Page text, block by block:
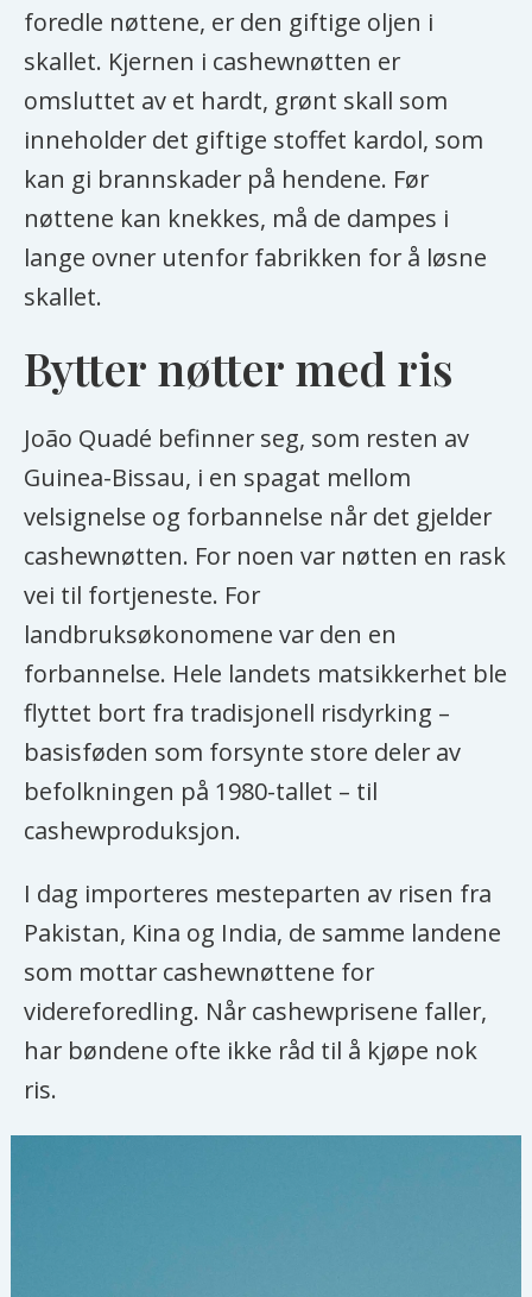
foredle nøttene, er den giftige oljen i
skallet. Kjernen i cashewnøtten er
omsluttet av et hardt, grønt skall som
inneholder det giftige stoffet kardol, som
kan gi brannskader på hendene. Før
nøttene kan knekkes, må de dampes i
lange ovner utenfor fabrikken for å løsne
skallet.
Bytter nøtter med ris
João Quadé befinner seg, som resten av
Guinea-Bissau, i en spagat mellom
velsignelse og forbannelse når det gjelder
cashewnøtten. For noen var nøtten en rask
vei til fortjeneste. For
landbruksøkonomene var den en
forbannelse. Hele landets matsikkerhet ble
flyttet bort fra tradisjonell risdyrking –
basisføden som forsynte store deler av
befolkningen på 1980-tallet – til
cashewproduksjon.
I dag importeres mesteparten av risen fra
Pakistan, Kina og India, de samme landene
som mottar cashewnøttene for
videreforedling. Når cashewprisene faller,
har bøndene ofte ikke råd til å kjøpe nok
ris.